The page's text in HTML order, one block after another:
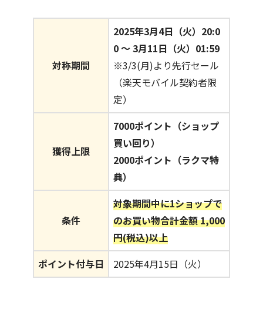
対称期間
2025年3月4日（火）20:0
0 〜 3月11日（火）01:59
※3/3(月)より先行セール
（楽天モバイル契約者限
定）
獲得上限
7000ポイント（ショップ
買い回り）
2000ポイント（ラクマ特
典）
条件
対象期間中に1ショップで
のお買い物合計金額 1,000
円(税込)以上
ポイント付与日
2025年4月15日（火）